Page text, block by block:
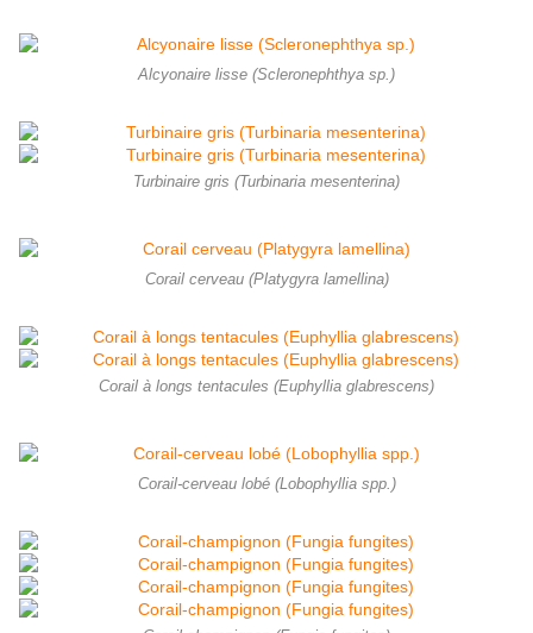
Alcyonaire lisse (Scleronephthya sp.)
Turbinaire gris (Turbinaria mesenterina)
Corail cerveau (Platygyra lamellina)
Corail à longs tentacules (Euphyllia glabrescens)
Corail-cerveau lobé (Lobophyllia spp.)